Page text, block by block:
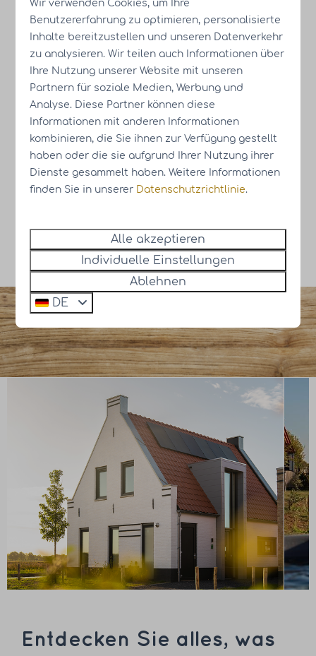
Gesichert durch reCaptcha,Datenschutzbestimmungenund
Servicebedingungengelten.
Übersicht der Broschüre:
Exklusive informationen über Resort
Knuitershoek
Visuelle Präsentation der Häuser
Entdecken Sie die
Investitionsmöglichkeiten
Lernen Sie die Region Kennen
Entdecken Sie alles, was
Wir verwenden Cookies, um Ihre
Benutzererfahrung zu optimieren, personalisierte
Inhalte bereitzustellen und unseren Datenverkehr
zu analysieren. Wir teilen auch Informationen über
Ihre Nutzung unserer Website mit unseren
Partnern für soziale Medien, Werbung und
Analyse. Diese Partner können diese
Informationen mit anderen Informationen
kombinieren, die Sie ihnen zur Verfügung gestellt
haben oder die sie aufgrund Ihrer Nutzung ihrer
Dienste gesammelt haben. Weitere Informationen
finden Sie in unserer Datenschutzrichtlinie.
Alle akzeptieren
Individuelle Einstellungen
Ablehnen
DE